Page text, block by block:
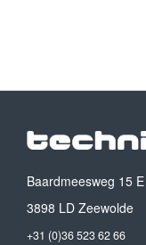
Baardmeesweg 15 E
3898 LD Zeewolde
+31 (0)36 523 62 66